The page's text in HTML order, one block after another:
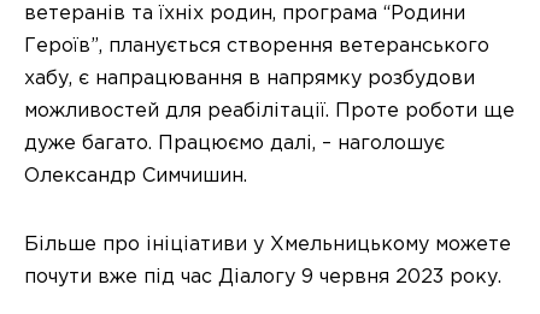
ветеранів та їхніх родин, програма “Родини
Героїв”, планується створення ветеранського
хабу, є напрацювання в напрямку розбудови
можливостей для реабілітації. Проте роботи ще
дуже багато. Працюємо далі, – наголошує
Олександр Симчишин.
Більше про ініціативи у Хмельницькому можете
почути вже під час Діалогу 9 червня 2023 року.